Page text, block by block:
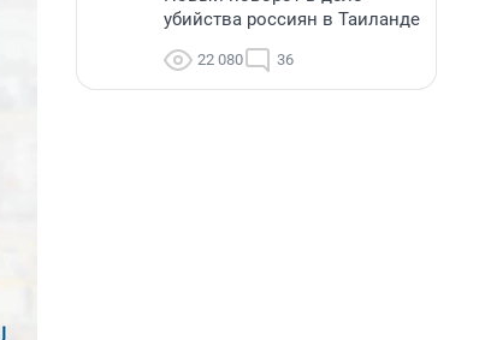
убийства россиян в Таиланде
22 080 36